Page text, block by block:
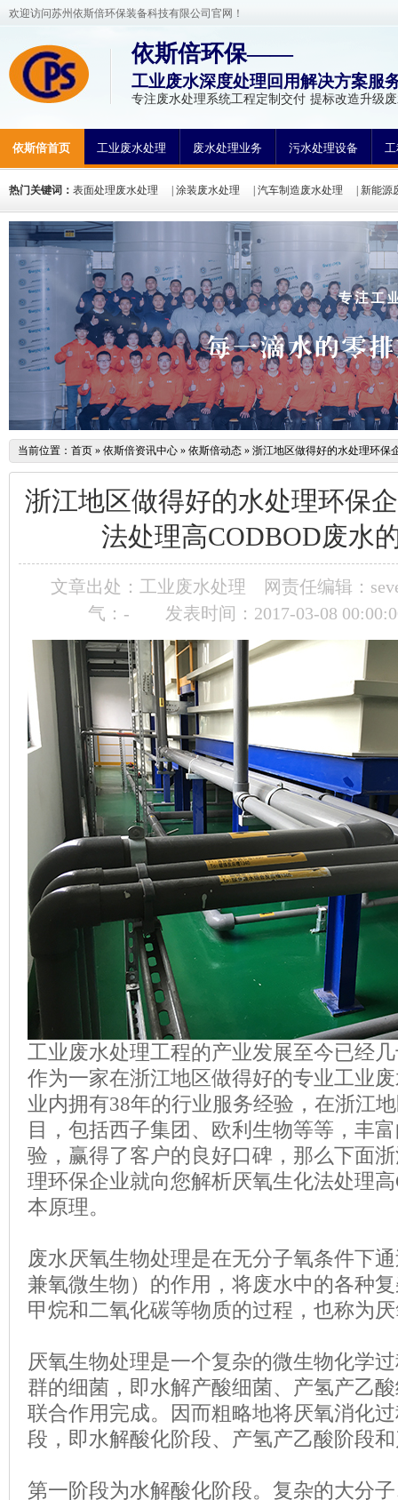
欢迎访问苏州依斯倍环保装备科技有限公司官网！
依斯倍环保——
工业废水深度处理回用解决方案服
专注废水处理系统工程定制交付 提标改造升级
依斯倍首页 工业废水处理 废水处理业务 污水处理设备
热门关键词： 表面处理废水处理 涂装废水处理 汽车制造废水处理 新能源
方法 |废水处理工程案例
当前位置： 首页 » 依斯倍资讯中心 » 依斯倍动态 » 浙江地区做得好的水处理环保
浙江地区做得好的水处理环保
法处理高CODBOD废水
文章出处：工业废水处理
网责任编辑：
气： - 发表时间：2017-03-08
工业废水处理工程的产业发展至今已经
作为一家在浙江地区做得好的专业工业
业内拥有38年的行业服务经验，在浙江
目，包括西子集团、欧利生物等等，丰
验，赢得了客户的良好口碑，那么下面
理环保企业就向您解析厌氧生化法处理高
本原理。
废水厌氧生物处理是在无分子氧条件下
兼氧微生物）的作用，将废水中的各种
甲烷和二氧化碳等物质的过程，也称为
厌氧生物处理是一个复杂的微生物化学
群的细菌，即水解产酸细菌、产氢产乙
联合作用完成。因而粗略地将厌氧消化
段，即水解酸化阶段、产氢产乙酸阶段
第一阶段为水解酸化阶段。复杂的大分